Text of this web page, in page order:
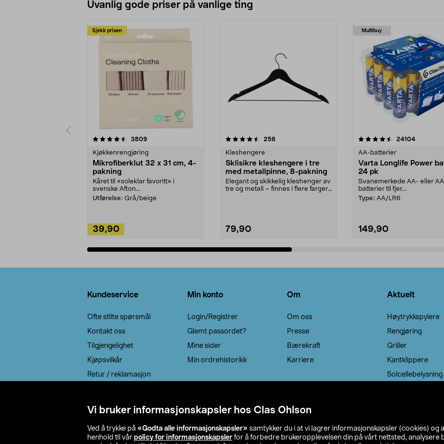
Vi bruker informasjonskapsler hos Clas Ohlson
Ved å trykke på «Godta alle informasjonskapsler» samtykker du i at vi lagrer informasjonskapsler (cookies) og
henhold til vår policy for informasjonskapsler for å forbedre brukeropplevelsen din på vårt nettsted, analysere
Uvanlig gode priser på vanlige ting
Sjekk prisen
3809anmeldelser
Kjøkkenrengjøring
Mikrofiberklut 32 x 31 cm, 4-
pakning
Kåret til «soleklar favoritt» i
svenske Afton...
Utførelse: Grå/beige
39,90
4.5av 5 stjerner 256anmeldelser
Kleshengere
Sklisikre kleshengere i tre
med metallpinne, 8-pakning
Elegant og skikkelig kleshenger av
tre og metall – finnes i flere farger.
79,90
Multibuy
4.5av 5 stjerner 24104
AA-batterier
Varta Longlife Power
24 pk
Svanemerkede AA- eller
batterier til fjer...
Type: AA/LR6
149,90
4.5av 5 stjerner
Kundeservice
Ofte stilte spørsmål
Kontakt oss
Tilgjengelighet
Kjøpsvilkår
Retur / reklamasjon
Min konto
Login/Registrer
Glemt passordet?
Mine sider
Min ordrehistorikk
Om
Om oss
Presse
Bærekraft
Karriere
Aktuelt
Høytrykkspylere
Rengjøring
Griller
Kantklippere
Solcellebelysning